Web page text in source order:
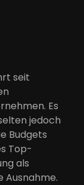
seit
Es
jedoch
Budgets
Top-
als
Ausnahme.